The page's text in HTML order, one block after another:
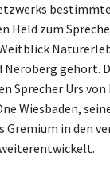
Held zum
gehört.
Sprecher Urs
Wiesbaden,
Gremium in den